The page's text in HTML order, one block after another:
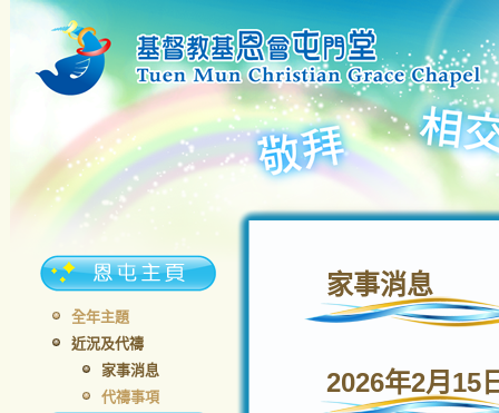
全年主題
近況及代禱
家事消息
代禱事項
家事消息
2026年2月15